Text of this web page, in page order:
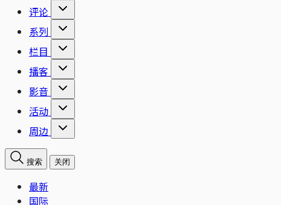
评论
系列
栏目
播客
影音
活动
周边
搜索 关闭
最新
国际